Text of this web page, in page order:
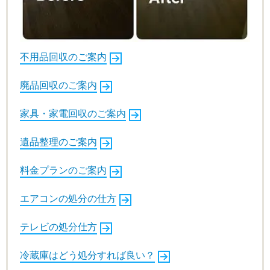
不用品回収のご案内
廃品回収のご案内
家具・家電回収のご案内
遺品整理のご案内
料金プランのご案内
エアコンの処分の仕方
テレビの処分仕方
冷蔵庫はどう処分すれば良い？